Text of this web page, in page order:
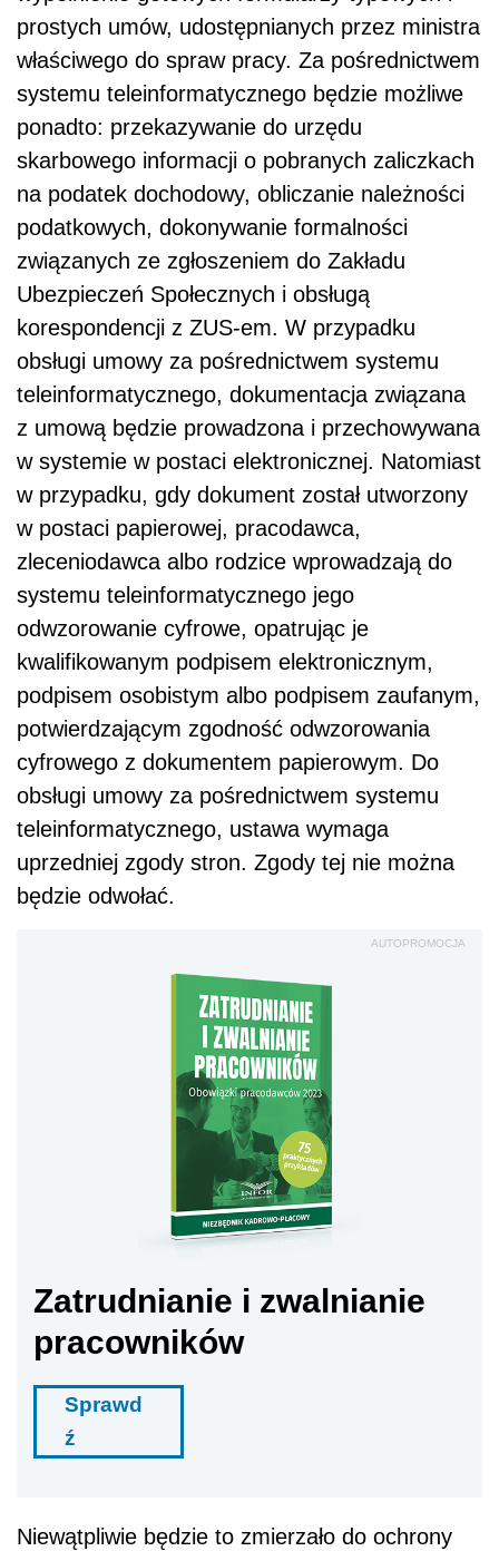
prostych umów, udostępnianych przez ministra
właściwego do spraw pracy. Za pośrednictwem
systemu teleinformatycznego będzie możliwe
ponadto: przekazywanie do urzędu
skarbowego informacji o pobranych zaliczkach
na podatek dochodowy, obliczanie należności
podatkowych, dokonywanie formalności
związanych ze zgłoszeniem do Zakładu
Ubezpieczeń Społecznych i obsługą
korespondencji z ZUS-em. W przypadku
obsługi umowy za pośrednictwem systemu
teleinformatycznego, dokumentacja związana
z umową będzie prowadzona i przechowywana
w systemie w postaci elektronicznej. Natomiast
w przypadku, gdy dokument został utworzony
w postaci papierowej, pracodawca,
zleceniodawca albo rodzice wprowadzają do
systemu teleinformatycznego jego
odwzorowanie cyfrowe, opatrując je
kwalifikowanym podpisem elektronicznym,
podpisem osobistym albo podpisem zaufanym,
potwierdzającym zgodność odwzorowania
cyfrowego z dokumentem papierowym. Do
obsługi umowy za pośrednictwem systemu
teleinformatycznego, ustawa wymaga
uprzedniej zgody stron. Zgody tej nie można
będzie odwołać.
AUTOPROMOCJA
Zatrudnianie i zwalnianie
pracowników
Sprawd
ź
Niewątpliwie będzie to zmierzało do ochrony